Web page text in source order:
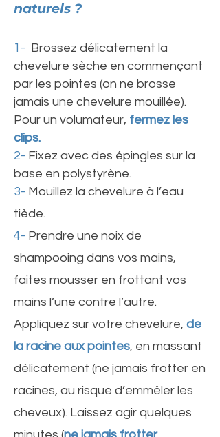
naturels ?
1- Brossez délicatement la
chevelure sèche en commençant
par les pointes (on ne brosse
jamais une chevelure mouillée).
Pour un volumateur, fermez les
clips.
2- Fixez avec des épingles sur la
base en polystyrène.
3- Mouillez la chevelure à l’eau
tiède.
4- Prendre une noix de
shampooing dans vos mains,
faites mousser en frottant vos
mains l’une contre l’autre.
Appliquez sur votre chevelure, de
la racine aux pointes, en massant
délicatement (ne jamais frotter en
racines, au risque d’emmêler les
cheveux). Laissez agir quelques